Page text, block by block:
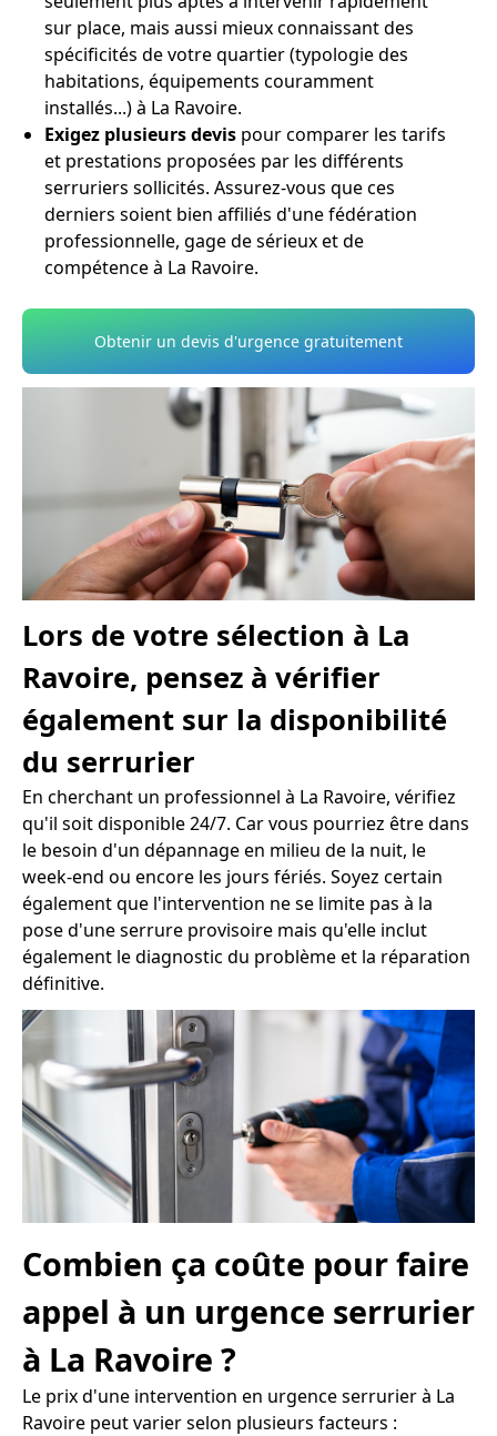
sur place, mais aussi mieux connaissant des
spécificités de votre quartier (typologie des
habitations, équipements couramment
installés...) à La Ravoire.
Exigez plusieurs devis pour comparer les tarifs
et prestations proposées par les différents
serruriers sollicités. Assurez-vous que ces
derniers soient bien affiliés d'une fédération
professionnelle, gage de sérieux et de
compétence à La Ravoire.
Obtenir un devis d'urgence gratuitement
Lors de votre sélection à La
Ravoire, pensez à vérifier
également sur la disponibilité
du serrurier
En cherchant un professionnel à La Ravoire, vérifiez
qu'il soit disponible 24/7. Car vous pourriez être dans
le besoin d'un dépannage en milieu de la nuit, le
week-end ou encore les jours fériés. Soyez certain
également que l'intervention ne se limite pas à la
pose d'une serrure provisoire mais qu'elle inclut
également le diagnostic du problème et la réparation
définitive.
Combien ça coûte pour faire
appel à un urgence serrurier
à La Ravoire ?
Le prix d'une intervention en urgence serrurier à La
Ravoire peut varier selon plusieurs facteurs :